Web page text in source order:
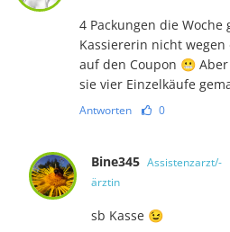
4 Packungen die
Kassiererin nicht wegen
auf den Coupon 😬
sie vier Einzelkäufe
Antworten 0
Bine345 Assistenzarzt/-
ärztin
sb Kasse 😉